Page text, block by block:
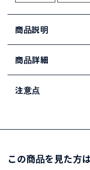
商品説明
商品詳細
注意点
この商品を見た方